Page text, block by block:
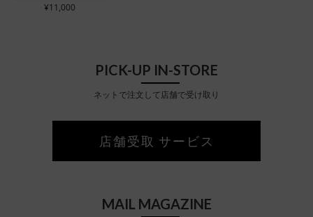
¥11,000
PICK-UP IN-STORE
ネットで注文して店舗で受け取り
店舗受取 サービス
MAIL MAGAZINE